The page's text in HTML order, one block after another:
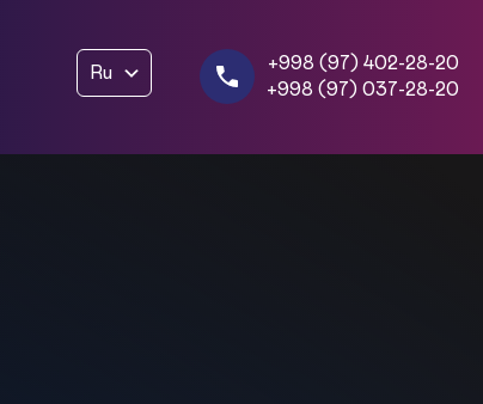
Ru
+998 (97) 402-28-20
+998 (97) 037-28-20